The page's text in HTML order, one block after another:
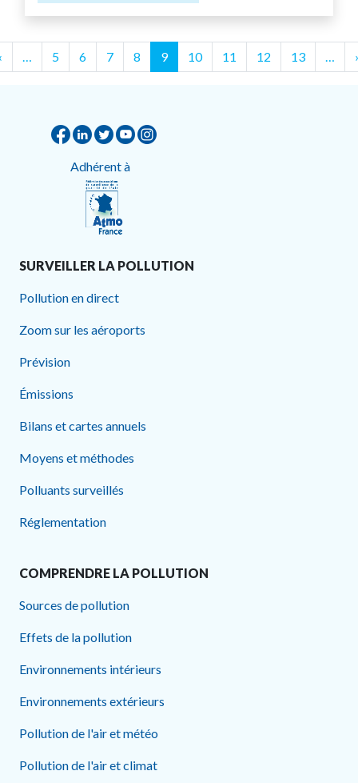
Pagination
… 5 6 7 8 9 10 11 12 13 … ›
Adhérent à
SURVEILLER LA POLLUTION
Pollution en direct
Zoom sur les aéroports
Prévision
Émissions
Bilans et cartes annuels
Moyens et méthodes
Polluants surveillés
Réglementation
COMPRENDRE LA POLLUTION
Sources de pollution
Effets de la pollution
Environnements intérieurs
Environnements extérieurs
Pollution de l'air et météo
Pollution de l'air et climat